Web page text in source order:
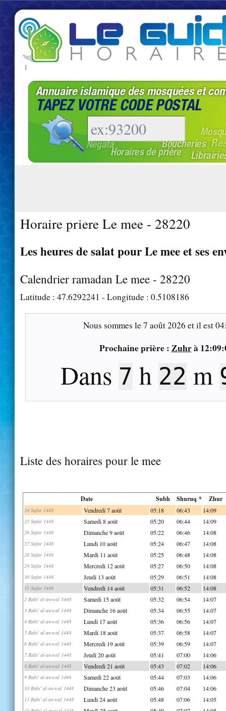
|
Horaire priere Le mee - 28220
Les heures de salat pour Le mee et ses
Calendrier ramadan Le mee - 28220
Latitude : 47.6292241 - Longitude : 0.5108186
Nous sommes le7 août 2026 et il est
Prochaine prière : Zuhrà
Dans 7 h 22 m
Liste des horaires pour le mee
Date Subh Shuruq * Zhur
24 Safar 1448 Vendredi 7 août 05:18 06:43 14:09
25 Safar 1448 Samedi 8 août 05:20 06:44 14:09
26 Safar 1448 Dimanche 9 août 05:22 06:46 14:08
27 Safar 1448 Lundi 10 août 05:24 06:47 14:08
28 Safar 1448 Mardi 11 août 05:25 06:48 14:08
29 Safar 1448 Mercredi 12 août 05:27 06:50 14:08
30 Safar 1448 Jeudi 13 août 05:29 06:51 14:08
31 Safar 1448 Vendredi 14 août 05:31 06:52 14:08
2 Rabi' al-awwal 1448 Samedi 15 août 05:32 06:54 14:07
3 Rabi' al-awwal 1448 Dimanche 16 août 05:34 06:55 14:07
4 Rabi' al-awwal 1448 Lundi 17 août 05:36 06:56 14:07
5 Rabi' al-awwal 1448 Mardi 18 août 05:37 06:58 14:07
6 Rabi' al-awwal 1448 Mercredi 19 août 05:39 06:59 14:07
7 Rabi' al-awwal 1448 Jeudi 20 août 05:41 07:00 14:06
8 Rabi' al-awwal 1448 Vendredi 21 août 05:43 07:02 14:06
9 Rabi' al-awwal 1448 Samedi 22 août 05:44 07:03 14:06
10 Rabi' al-awwal 1448 Dimanche 23 août 05:46 07:04 14:06
11 Rabi' al-awwal 1448 Lundi 24 août 05:48 07:06 14:05